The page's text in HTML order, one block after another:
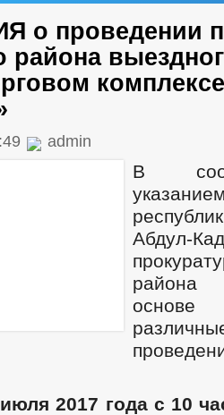
о проведении
района
admin
В
Абдул-
района
основе
2017 года с 10